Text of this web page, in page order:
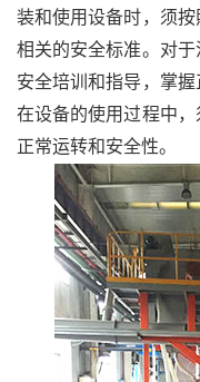
装和使用设备时，须
相关的安全标准。对
安全培训和指导，掌握
在设备的使用过程中
正常运转和安全性。